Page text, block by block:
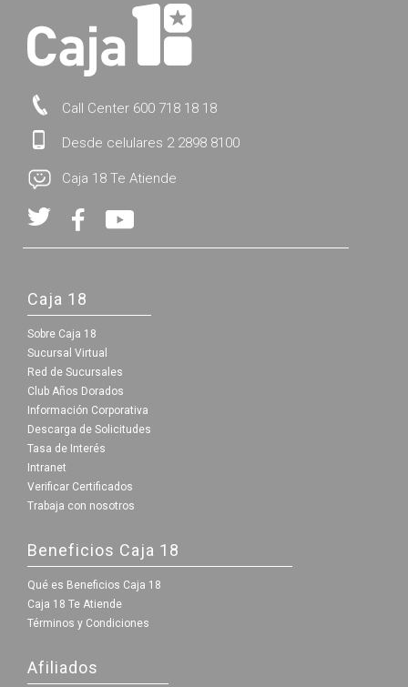
Call Center 600 718 18 18
Desde celulares 2 2898 8100
Caja 18 Te Atiende
Caja 18
Sobre Caja 18
Sucursal Virtual
Red de Sucursales
Club Años Dorados
Información Corporativa
Descarga de Solicitudes
Tasa de Interés
Intranet
Verificar Certificados
Trabaja con nosotros
Beneficios Caja 18
Qué es Beneficios Caja 18
Caja 18 Te Atiende
Términos y Condiciones
Afiliados